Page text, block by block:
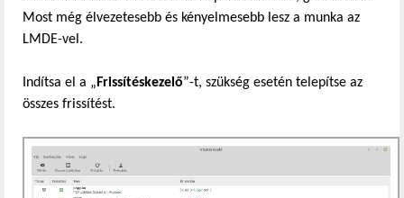
Most még élvezetesebb és kényelmesebb lesz a munka az
LMDE-vel.
Indítsa el a „ Frissítéskezelő”-t, szükség esetén telepítse az
összes frissítést.